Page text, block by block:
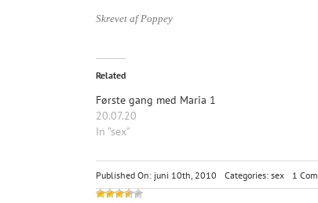
Skrevet af Poppey
Related
Første gang med Maria 1
20.07.20
In "sex"
Published On: juni 10th, 2010 Categories: sex 1